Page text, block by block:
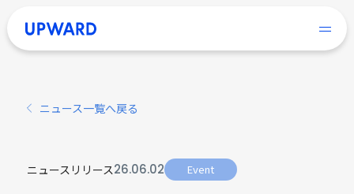
ニュース一覧へ戻る
ニュースリリース26.06.02 Event